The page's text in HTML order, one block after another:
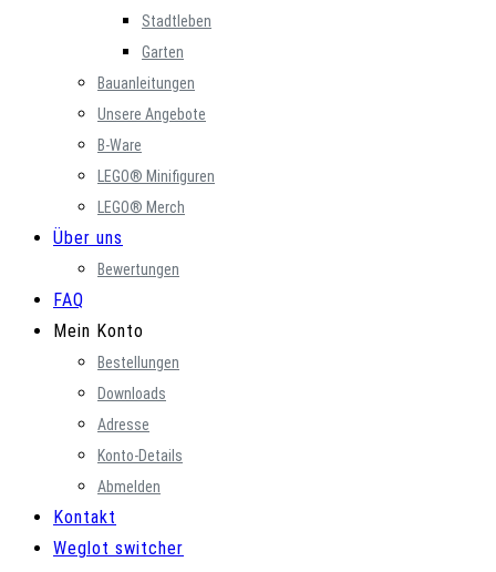
Stadtleben
Garten
Bauanleitungen
Unsere Angebote
B-Ware
LEGO® Minifiguren
LEGO® Merch
Über uns
Bewertungen
FAQ
Mein Konto
Bestellungen
Downloads
Adresse
Konto-Details
Abmelden
Kontakt
Weglot switcher